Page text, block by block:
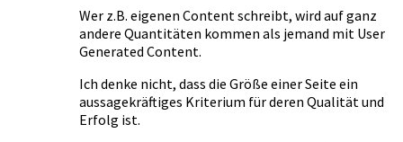
Wer z.B. eigenen Content schreibt, wird auf ganz
andere Quantitäten kommen als jemand mit User
Generated Content.
Ich denke nicht, dass die Größe einer Seite ein
aussagekräftiges Kriterium für deren Qualität und
Erfolg ist.